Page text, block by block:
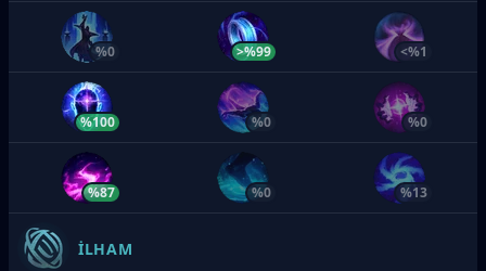
%0 >%99 <%1
%100 %0 %0
%87 %0 %13
İLHAM